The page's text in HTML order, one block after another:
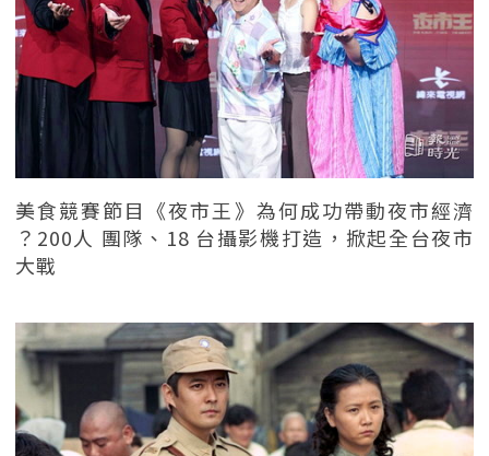
美食競賽節目《夜市王》為何成功帶動夜市經濟
？200人 團隊、18 台攝影機打造，掀起全台夜市
大戰